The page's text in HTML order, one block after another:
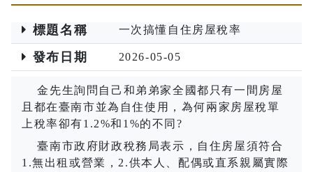
標題名稱 一次搞懂自住房屋稅率
發布日期 2026-05-05
金先生詢問自己和弟弟家全國都只有一間房屋
且都在臺南市並為自住使用，為何兩家房屋稅單
上稅率卻有1.2%和 1%的不同?
臺南市政府財政稅務局表示，自住房屋須符合
1.無出租或營業， 2.供本人、配偶或直系親屬實際